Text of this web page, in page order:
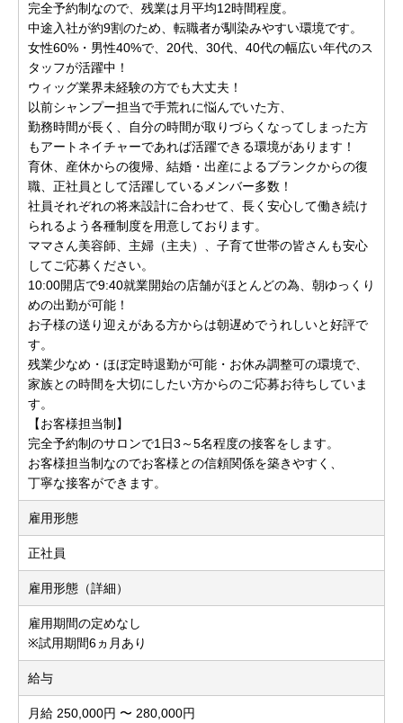
完全予約制なので、残業は月平均12時間程度。
中途入社が約9割のため、転職者が馴染みやすい環境です。
女性60%・男性40%で、20代、30代、40代の幅広い年代のス
タッフが活躍中！
ウィッグ業界未経験の方でも大丈夫！
以前シャンプー担当で手荒れに悩んでいた方、
勤務時間が長く、自分の時間が取りづらくなってしまった方
もアートネイチャーであれば活躍できる環境があります！
育休、産休からの復帰、結婚・出産によるブランクからの復
職、正社員として活躍しているメンバー多数！
社員それぞれの将来設計に合わせて、長く安心して働き続け
られるよう各種制度を用意しております。
ママさん美容師、主婦（主夫）、子育て世帯の皆さんも安心
してご応募ください。
10:00開店で9:40就業開始の店舗がほとんどの為、朝ゆっくり
めの出勤が可能！
お子様の送り迎えがある方からは朝遅めでうれしいと好評で
す。
残業少なめ・ほぼ定時退勤が可能・お休み調整可の環境で、
家族との時間を大切にしたい方からのご応募お待ちしていま
す。
【お客様担当制】
完全予約制のサロンで1日3～5名程度の接客をします。
お客様担当制なのでお客様との信頼関係を築きやすく、
丁寧な接客ができます。
雇用形態
正社員
雇用形態（詳細）
雇用期間の定めなし
※試用期間6ヵ月あり
給与
月給 250,000円 〜 280,000円